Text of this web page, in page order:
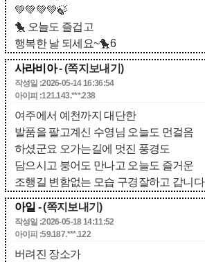
💚💚💚💚🍃
🐤 오늘도 즐겁고
행복한 날 되세요~🐤6
사라비아- (쪽지보내기)
작성일 :2026-05-14 16:36:54
아이피 :121.143.***.238
여주에서 예천까지 대단한
발품을 팔고계신 수영님 오늘도 먼걸음
하셨군요 오가는길에 멋진 풍경도
담으시고 붕어도 만나고 오늘도 즐거운
조행길 변함없는 모습 구경잘하고 갑니다
아일 - (쪽지보내기)
작성일 :2026-05-18 14:11:52
아이피 :59.187.***.122
버려진 장소가